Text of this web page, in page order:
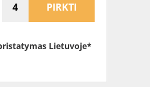
PIRKTI
Lietuvoje*